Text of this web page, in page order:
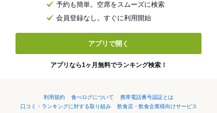
予約も簡単。空席をスムーズに検索
会員登録なし。すぐに利用開始
アプリで開く
アプリなら1ヶ月無料でランキング検索！
利用規約 食べログについて
携帯電話番号認証とは
口コミ・ランキングに対する取り組み
飲食店・飲食企業様向けサービス